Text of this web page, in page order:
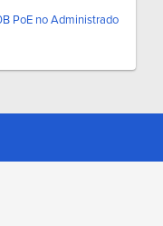
PoE no Administrado